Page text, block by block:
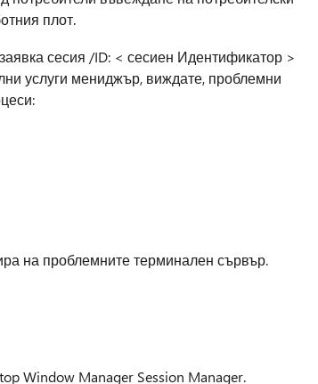
плот.
сесия /ID: < сесиен Идентификатор >
услуги мениджър, виждате, проблемни
на проблемните терминален сървър.
Window Manager Session Manager.